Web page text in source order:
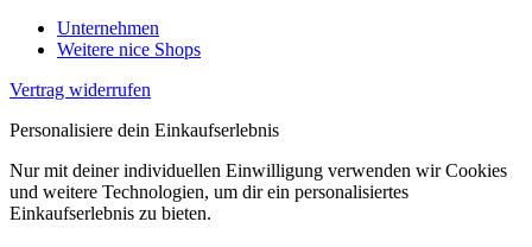
Unternehmen
Weitere nice Shops
Vertrag widerrufen
Personalisiere dein Einkaufserlebnis
Nur mit deiner individuellen Einwilligung verwenden wir Cookies
und weitere Technologien, um dir ein personalisiertes
Einkaufserlebnis zu bieten.